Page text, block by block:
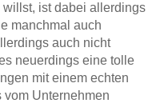
ist dabei allerdings
manchmal auch
auch nicht
neuerdings eine tolle
mit einem echten
vom Unternehmen